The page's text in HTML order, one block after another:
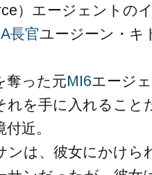
）エージェントの
長官ユージーン・キ
奪った元MI6エージ
れを手に入れること
付近。
は、彼女にかけら